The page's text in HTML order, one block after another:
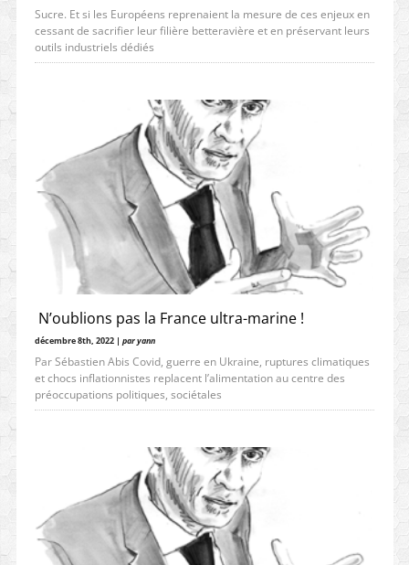
Sucre. Et si les Européens reprenaient la mesure de ces enjeux en
cessant de sacrifier leur filière betteravière et en préservant leurs
outils industriels dédiés
N’oublions pas la France ultra-marine !
décembre 8th, 2022 | par yann
Par Sébastien Abis Covid, guerre en Ukraine, ruptures climatiques
et chocs inflationnistes replacent l’alimentation au centre des
préoccupations politiques, sociétales